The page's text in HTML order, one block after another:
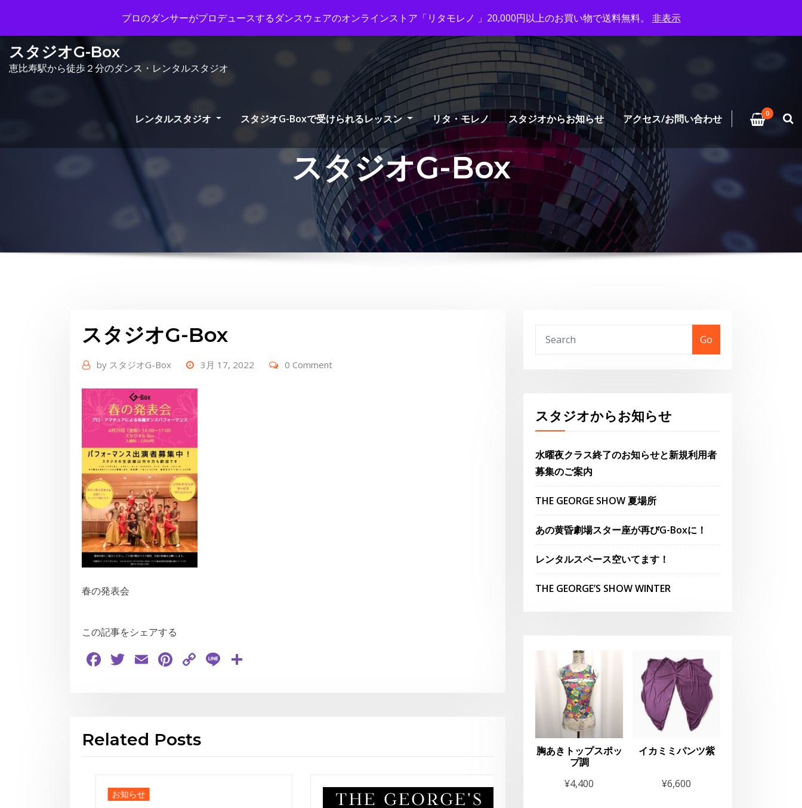
Mon - Sun 10.00 - 23.00 info@gbox-tango.com +03-6231-0170
スタジオG-Box
恵比寿駅から徒歩２分のダンス・レンタルスタジオ
レンタルスタジオ スタジオG-Boxで受けられるレッスン リタ・モレノ スタジオからお知らせ アクセス/お問い合わせ 0
スタジオG-Box
スタジオG-Box
by スタジオG-Box 3月 17, 2022 0 Comment
春の発表会
この記事をシェアする
Facebook
Twitter
EmailPinterest
Copy
Line
Related Posts
お知らせ
Go
スタジオからお知らせ
水曜夜クラス終了のお知らせと新規利用者
募集のご案内
THE GEORGE SHOW 夏場所
あの黄昏劇場スター座が再びG-Boxに！
レンタルスペース空いてます！
THE GEORGE’S SHOW WINTER
胸あきトップスポッ
プ調
¥4,400
イカミミパンツ紫
¥6,600
プロのダンサーがプロデュースするダンスウェアのオンラインストア「リタモレノ 」20,000円以上のお買い物で送料無料。 非表示